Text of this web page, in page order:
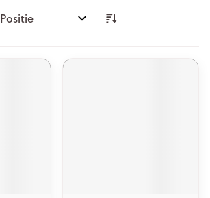
Sorteer op: